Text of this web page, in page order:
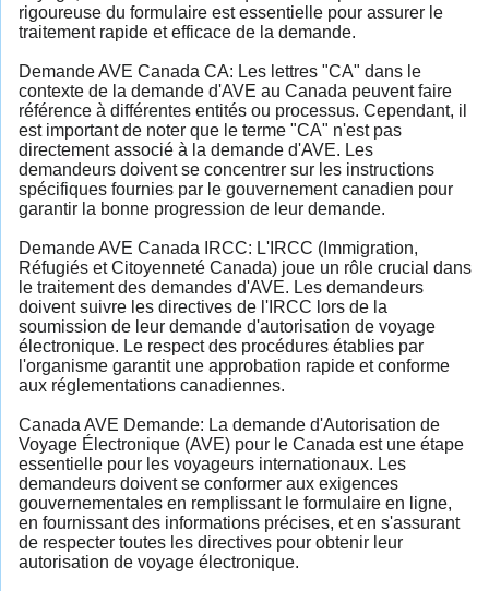
rigoureuse du formulaire est essentielle pour assurer le
traitement rapide et efficace de la demande.
Demande AVE Canada CA: Les lettres "CA" dans le
contexte de la demande d'AVE au Canada peuvent faire
référence à différentes entités ou processus. Cependant, il
est important de noter que le terme "CA" n'est pas
directement associé à la demande d'AVE. Les
demandeurs doivent se concentrer sur les instructions
spécifiques fournies par le gouvernement canadien pour
garantir la bonne progression de leur demande.
Demande AVE Canada IRCC: L'IRCC (Immigration,
Réfugiés et Citoyenneté Canada) joue un rôle crucial dans
le traitement des demandes d'AVE. Les demandeurs
doivent suivre les directives de l'IRCC lors de la
soumission de leur demande d'autorisation de voyage
électronique. Le respect des procédures établies par
l'organisme garantit une approbation rapide et conforme
aux réglementations canadiennes.
Canada AVE Demande: La demande d'Autorisation de
Voyage Électronique (AVE) pour le Canada est une étape
essentielle pour les voyageurs internationaux. Les
demandeurs doivent se conformer aux exigences
gouvernementales en remplissant le formulaire en ligne,
en fournissant des informations précises, et en s'assurant
de respecter toutes les directives pour obtenir leur
autorisation de voyage électronique.